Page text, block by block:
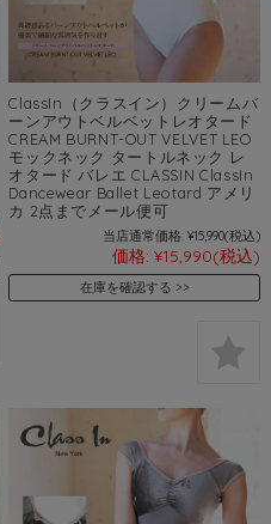
ClassIn（クラスイン）クリームバ
ーンアウトベルベットレオタード
CREAM BURNT-OUT VELVET LEO
モックネック タートルネック レ
オタード バレエ CLASSIN ClassIn
Dancewear Ballet Leotard アメリ
カ 2点までメール便可
当店通常価格: ¥15,990(税込)
価格: ¥15,990(税込)
在庫を確認する